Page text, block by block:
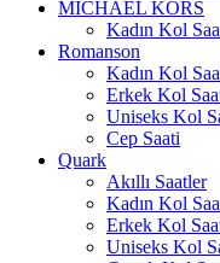
MICHAEL KORS
Kadın Kol
Romanson
Kadın Kol
Erkek Kol
Uniseks Kol
Cep Saati
Quark
Akıllı Saatler
Kadın Kol
Erkek Kol
Uniseks Kol